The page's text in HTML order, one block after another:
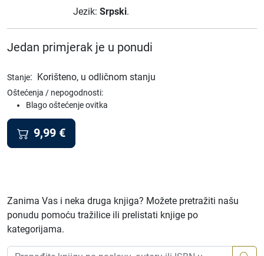
Jezik: Srpski.
Jedan primjerak je u ponudi
Stanje: Korišteno, u odličnom stanju
Oštećenja / nepogodnosti:
Blago oštećenje ovitka
9,99 €
Zanima Vas i neka druga knjiga? Možete pretražiti našu
ponudu pomoću tražilice ili prelistati knjige po
kategorijama.